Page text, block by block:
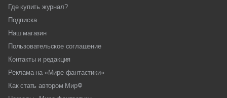
Где купить журнал?
Подписка
Наш магазин
Пользовательское соглашение
Контакты и редакция
Реклама на «Мире фантастики»
Как стать автором МирФ